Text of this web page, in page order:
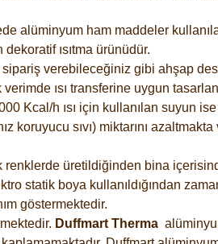
alüminyum ham maddeler
ısıtma ürünüdür.
verebileceğiniz gibi ahşap
ısı transferine uygun
Kcal/h ısı için kullanılan suyun
koruyucu sıvı) miktarını
üretildiğinden bina
statik boya kullanıldığından
göstermektedir.
Duffmart Therma